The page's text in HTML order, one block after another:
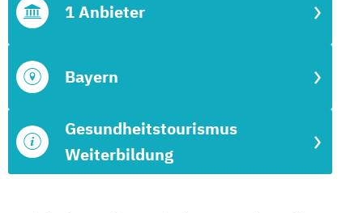
Gesundheitstourismus
Weiterbildung
Bayern
1 Anbieter